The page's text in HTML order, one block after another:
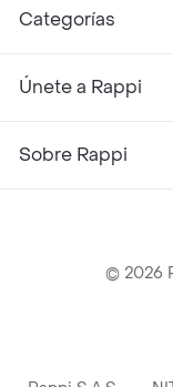
Categorías
Únete a Rappi
Sobre Rappi
© 2026